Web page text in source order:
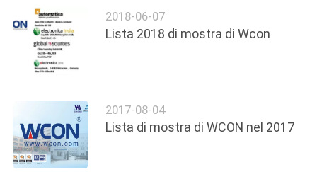
PRIVACY
POLICY
2018-06-07
Lista 2018 di mostra di Wcon
2017-08-04
Lista di mostra di WCON nel 2017